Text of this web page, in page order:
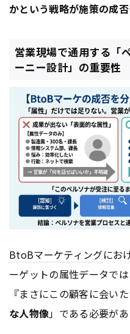
かという戦略が施策の成
営業現場で通用する「
ーニー設計」の重要性
BtoBマーケティングにお
ーゲットの属性データで
『まさにこの顧客に会い
な人物像」である必要があ